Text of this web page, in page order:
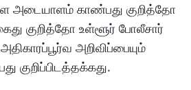
அடையாளம் காண்பது குறித்தோ
குறித்தோ உள்ளூர் போலீசார்
அறிவிப்பையும்
குறிப்பிடத்தக்கது.